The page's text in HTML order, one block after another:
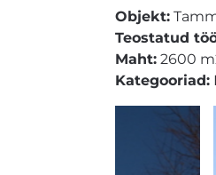
Objekt:
Teostatud
Maht: 2600
Kategooriad: